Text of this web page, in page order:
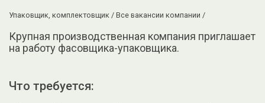
Упаковщик, комплектовщик / Все вакансии компании /
Крупная производственная компания приглашает
на работу фасовщика-упаковщика.
Что требуется: